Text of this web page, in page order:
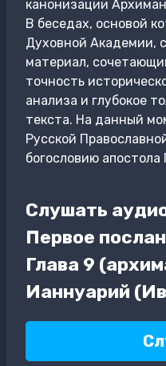
канонизации
В беседах, основой
Духовной Академии,
материал,
точность
анализа и глубокое
текста. На данный
Русской
богословию апостола
Слушать
Первое
Глава 9
Ианнуарий